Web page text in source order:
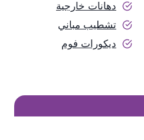
دهانات خارجية
تشطيب مباني
ديكورات فوم